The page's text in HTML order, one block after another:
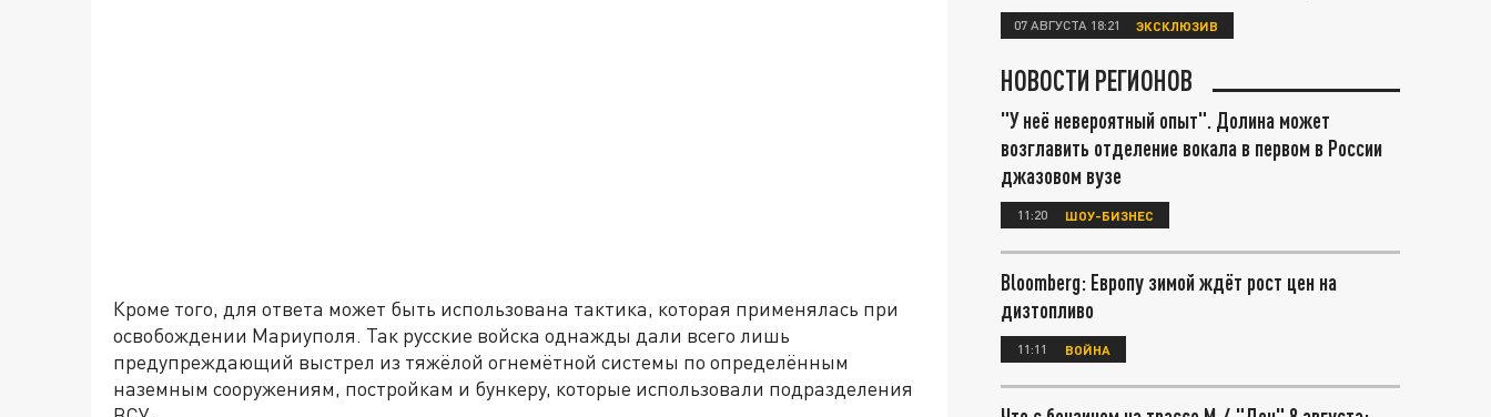
Кроме того, для ответа может быть использована тактика, которая применялась при
освобождении Мариуполя. Так русские войска однажды дали всего лишь
предупреждающий выстрел из тяжёлой огнемётной системы по определённым
наземным сооружениям, постройкам и бункеру, которые использовали подразделения
07 АВГУСТА 18:21 ЭКСКЛЮЗИВ
НОВОСТИ РЕГИОНОВ
"У неё невероятный опыт". Долина может
возглавить отделение вокала в первом в России
джазовом вузе
11:20 ШОУ-БИЗНЕС
Bloomberg: Европу зимой ждёт рост цен на
дизтопливо
11:11 ВОЙНА